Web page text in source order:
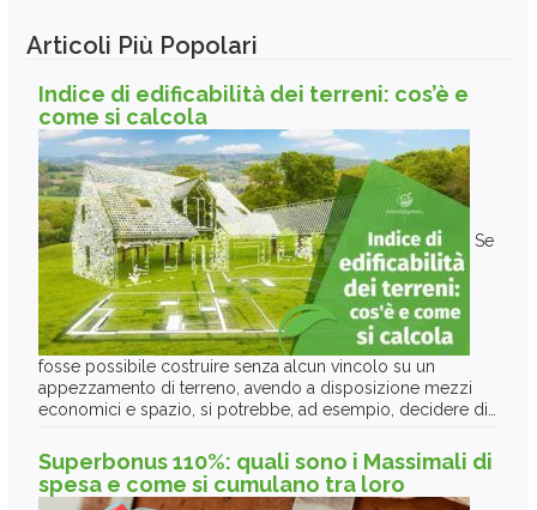
Articoli Più Popolari
Indice di edificabilità dei terreni: cos’è e
come si calcola
Se
fosse possibile costruire senza alcun vincolo su un
appezzamento di terreno, avendo a disposizione mezzi
economici e spazio, si potrebbe, ad esempio, decidere di…
Superbonus 110%: quali sono i Massimali di
spesa e come si cumulano tra loro